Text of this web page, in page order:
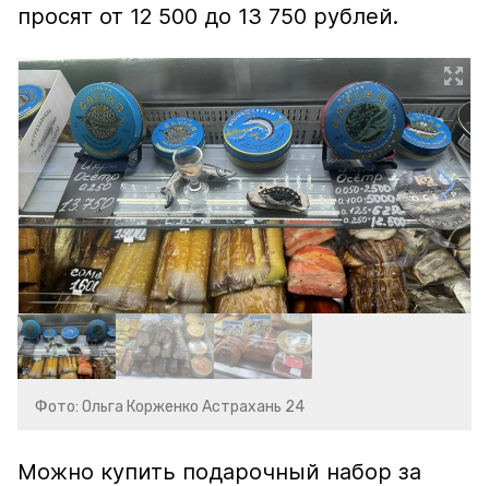
просят от 12 500 до 13 750 рублей.
Фото: Ольга Корженко Астрахань 24
Можно купить подарочный набор за